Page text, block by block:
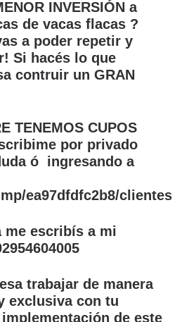
INVERSIÓN a
de vacas flacas ?
a poder repetir y
Si hacés lo que
contruir un GRAN
TENEMOS CUPOS
por privado
ó ingresando a
ea97dfdfc2b8/clientes
me escribís a mi
trabajar de manera
exclusiva con tu
de este